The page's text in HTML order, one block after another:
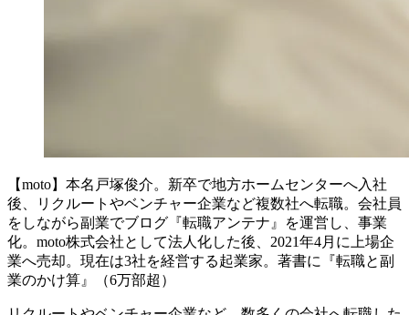
【moto】本名戸塚俊介。新卒で地方ホームセンターへ入社
後、リクルートやベンチャー企業など複数社へ転職。会社員
をしながら副業でブログ『転職アンテナ』を運営し、事業
化。moto株式会社として法人化した後、2021年4月に上場企
業へ売却。現在は3社を経営する起業家。著書に『転職と副
業のかけ算』（6万部超）